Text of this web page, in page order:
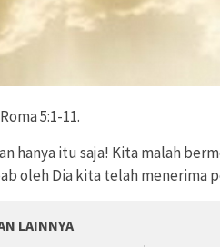
5:1-11.
hanya itu saja! Kita malah
oleh Dia kita telah menerima
LAINNYA